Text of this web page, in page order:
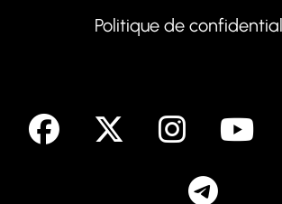
Politique de
facebook